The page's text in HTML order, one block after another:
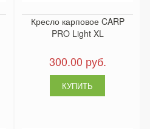
Кресло карповое CARP
PRO Light XL
300.00 руб.